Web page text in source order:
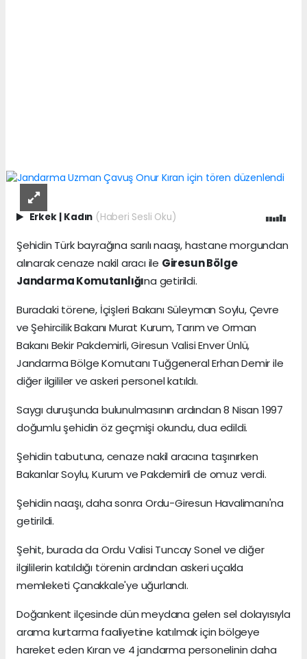
Erkek | Kadın (Haberi Sesli Oku)
Şehidin Türk bayrağına sarılı naaşı, hastane morgundan
alınarak cenaze nakil aracı ile Giresun Bölge
Jandarma Komutanlığına getirildi.
Buradaki törene, İçişleri Bakanı Süleyman Soylu, Çevre
ve Şehircilik Bakanı Murat Kurum, Tarım ve Orman
Bakanı Bekir Pakdemirli, Giresun Valisi Enver Ünlü,
Jandarma Bölge Komutanı Tuğgeneral Erhan Demir ile
diğer ilgililer ve askeri personel katıldı.
Saygı duruşunda bulunulmasının ardından 8 Nisan 1997
doğumlu şehidin öz geçmişi okundu, dua edildi.
Şehidin tabutuna, cenaze nakil aracına taşınırken
Bakanlar Soylu, Kurum ve Pakdemirli de omuz verdi.
Şehidin naaşı, daha sonra Ordu-Giresun Havalimanı'na
getirildi.
Şehit, burada da Ordu Valisi Tuncay Sonel ve diğer
ilgililerin katıldığı törenin ardından askeri uçakla
memleketi Çanakkale'ye uğurlandı.
Doğankent ilçesinde dün meydana gelen sel dolayısıyla
arama kurtarma faaliyetine katılmak için bölgeye
hareket eden Kıran ve 4 jandarma personelinin daha